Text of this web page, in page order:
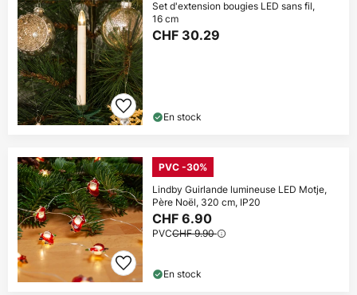
Set d'extension bougies LED sans fil,
16 cm
CHF 30.29
En stock
PVC -30%
Lindby Guirlande lumineuse LED Motje,
Père Noël, 320 cm, IP20
CHF 6.90
PVCCHF 9.90
En stock